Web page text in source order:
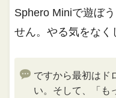
Sphero Miniで遊ぼ
せん。やる気をなく
ですから最初はド
い。そして、「も